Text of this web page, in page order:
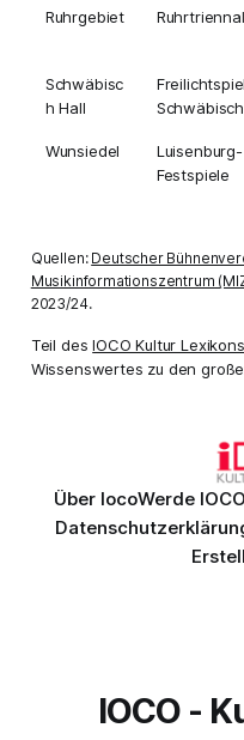
Ruhrgebiet
Schwäbisc
h Hall
Wunsiedel
Luisenburg-
Festspiele
Quellen: Deutscher
Musikinformationszentrum
2023/24.
Teil desIOCO Kultur Lexikons
Wissenswertes zu den
Über IocoWerde
IOCO -